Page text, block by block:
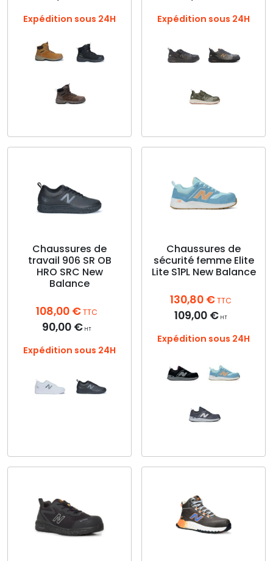
Expédition sous 24H
produit
Les
options
choisies
sur
la
page
produit
Expédition sous 24H
produit
variations.
Les
options
choisies
sur
la
du
produit
Chaussures de
travail 906 SR OB
HRO SRC New
Balance
108,00 € TTC
90,00 € HT
Expédition sous 24H
plusieurs
peuvent
être
choisies
Chaussures de
sécurité femme Elite
Lite S1PL New Balance
130,80 € TTC
109,00 € HT
Expédition sous 24H
produit
variations.
Les
options